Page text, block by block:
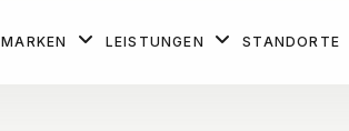
MARKEN LEISTUNGEN STANDORTE